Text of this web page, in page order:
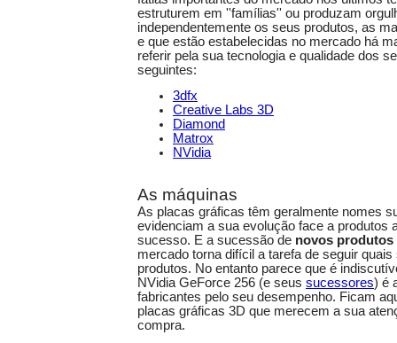
estruturem em ''famílias'' ou produzam
independentemente os seus produtos, as
e que estão estabelecidas no mercado há
referir pela sua tecnologia e qualidade dos
seguintes:
3dfx
Creative Labs 3D
Diamond
Matrox
NVidia
As máquinas
As placas gráficas têm geralmente nomes
evidenciam a sua evolução face a produtos
sucesso. E a sucessão de novos produtos
mercado torna difícil a tarefa de seguir
produtos. No entanto parece que é
NVidia GeForce 256 (e seus sucessores) é
fabricantes pelo seu desempenho. Ficam
placas gráficas 3D que merecem a sua
compra.